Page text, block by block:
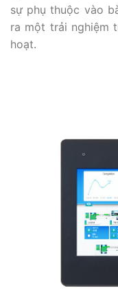
sự phụ thuộc vào
ra một trải nghiệm
hoạt.